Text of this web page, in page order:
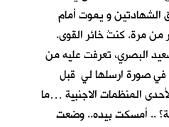
الشهادتين و يموت أمام
من مرة. كنتُ خائر القوى.
البصري، تعرفت عليه من
في صورة ارسلها لي قبل
المنظمات الاجنبية …ما
.. أمسكت بيده.. وضعت